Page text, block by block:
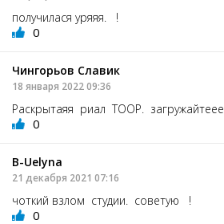
получилася уряяя. !
0
Чингорьов Славик
18 января 2022 09:36
Раскрытаяя риал ТООР. загружайтеее
0
В-Uelyna
21 декабря 2021 07:16
чоткий взлом студии. советую !
0